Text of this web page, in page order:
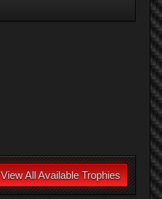
View All Available Trophies